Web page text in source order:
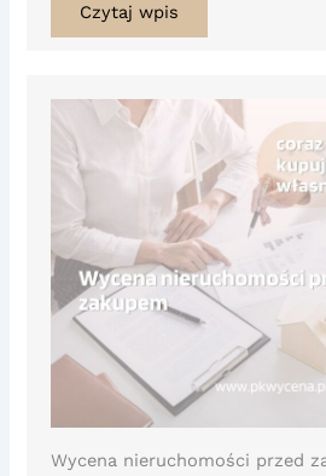
Czytaj wpis
Wycena nieruchomości przed